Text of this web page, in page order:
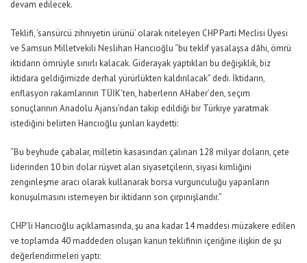
devam edilecek.
Teklifi, ‘sansürcü zihniyetin ürünü’ olarak niteleyen CHP Parti Meclisi Üyesi
ve Samsun Milletvekili Neslihan Hancıoğlu “bu teklif yasalaşsa dâhi, ömrü
iktidarın ömrüyle sınırlı kalacak. Giderayak yaptıkları bu değişiklik, biz
iktidara geldiğimizde derhal yürürlükten kaldırılacak” dedi. İktidarın,
enflasyon rakamlarının TÜİK’ten, haberlerin AHaber’den, seçim
sonuçlarının Anadolu Ajansı’ndan takip edildiği bir Türkiye yaratmak
istediğini belirten Hancıoğlu şunları kaydetti:
“Bu beyhude çabalar, milletin kasasından çalınan 128 milyar doların, çete
liderinden 10 bin dolar rüşvet alan siyasetçilerin, siyasi kimliğini
zenginleşme aracı olarak kullanarak borsa vurgunculuğu yapanların
konuşulmasını istemeyen bir iktidarın son çırpınışlarıdır.”
CHP’li Hancıoğlu açıklamasında, şu ana kadar 14 maddesi müzakere edilen
ve toplamda 40 maddeden oluşan kanun teklifinin içeriğine ilişkin de şu
değerlendirmeleri yaptı: